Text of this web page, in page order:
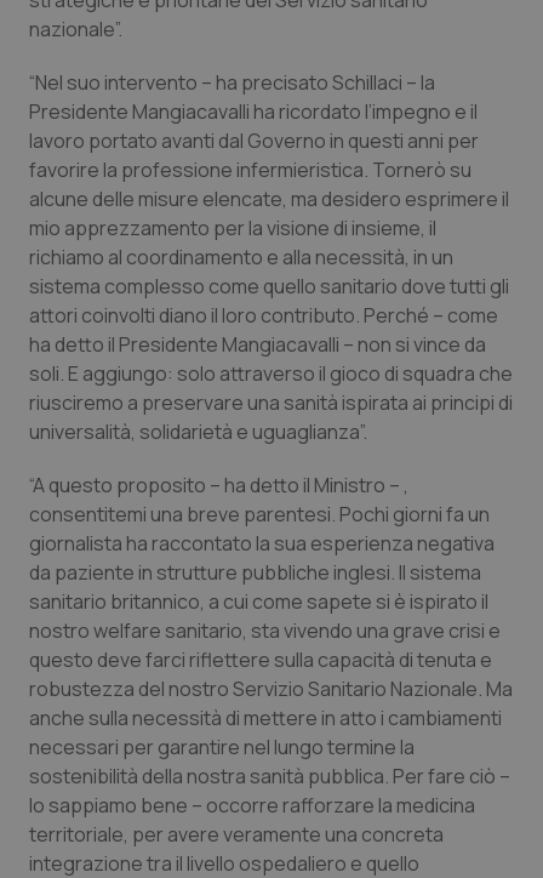
nazionale”.
“Nel suo intervento – ha precisato Schillaci – la
Presidente Mangiacavalli ha ricordato l’impegno e il
lavoro portato avanti dal Governo in questi anni per
favorire la professione infermieristica. Tornerò su
alcune delle misure elencate, ma desidero esprimere il
mio apprezzamento per la visione di insieme, il
richiamo al coordinamento e alla necessità, in un
sistema complesso come quello sanitario dove tutti gli
attori coinvolti diano il loro contributo. Perché – come
ha detto il Presidente Mangiacavalli – non si vince da
soli. E aggiungo: solo attraverso il gioco di squadra che
riusciremo a preservare una sanità ispirata ai principi di
universalità, solidarietà e uguaglianza”.
“A questo proposito – ha detto il Ministro – ,
consentitemi una breve parentesi. Pochi giorni fa un
giornalista ha raccontato la sua esperienza negativa
da paziente in strutture pubbliche inglesi. Il sistema
sanitario britannico, a cui come sapete si è ispirato il
nostro welfare sanitario, sta vivendo una grave crisi e
questo deve farci riflettere sulla capacità di tenuta e
robustezza del nostro Servizio Sanitario Nazionale. Ma
anche sulla necessità di mettere in atto i cambiamenti
necessari per garantire nel lungo termine la
sostenibilità della nostra sanità pubblica. Per fare ciò –
lo sappiamo bene – occorre rafforzare la medicina
territoriale, per avere veramente una concreta
integrazione tra il livello ospedaliero e quello